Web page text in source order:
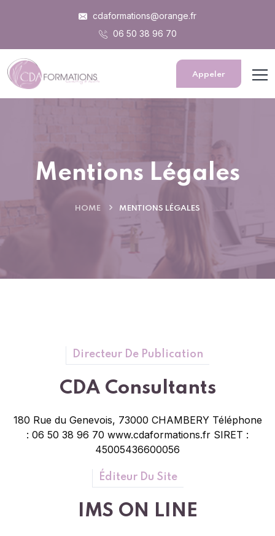
cdaformations@orange.fr
06 50 38 96 70
Appeler
Mentions Légales
HOME MENTIONS LÉGALES
Directeur De Publication
CDA Consultants
180 Rue du Genevois, 73000 CHAMBERY Téléphone
: 06 50 38 96 70 www.cdaformations.fr SIRET :
45005436600056
Éditeur Du Site
IMS ON LINE